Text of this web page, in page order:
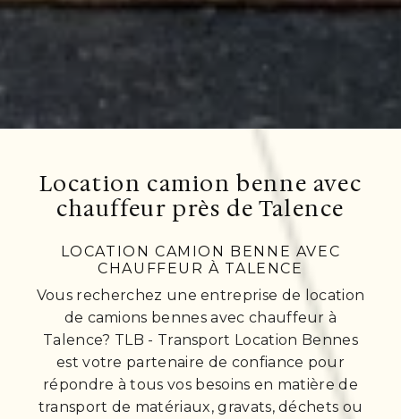
Location camion benne avec
chauffeur près de Talence
LOCATION CAMION BENNE AVEC
CHAUFFEUR À TALENCE
Vous recherchez une entreprise de location
de camions bennes avec chauffeur à
Talence? TLB - Transport Location Bennes
est votre partenaire de confiance pour
répondre à tous vos besoins en matière de
transport de matériaux, gravats, déchets ou